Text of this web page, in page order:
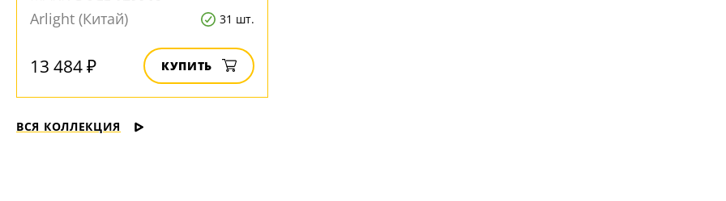
Arlight (Китай)
31 шт.
13 484 ₽ КУПИТЬ
ВСЯ КОЛЛЕКЦИЯ